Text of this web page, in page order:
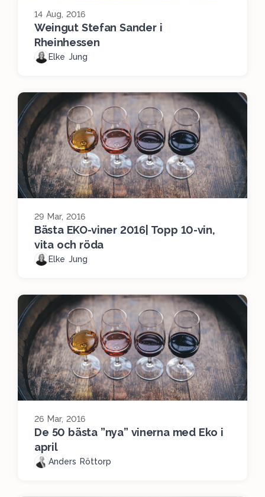
14 Aug, 2016
Weingut Stefan Sander i
Rheinhessen
Elke Jung
29 Mar, 2016
Bästa EKO-viner 2016| Topp 10-vin,
vita och röda
Elke Jung
26 Mar, 2016
De 50 bästa ”nya” vinerna med Eko i
april
Anders Röttorp